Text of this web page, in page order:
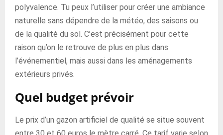
polyvalence. Tu peux l’utiliser pour créer une ambiance
naturelle sans dépendre de la météo, des saisons ou
de la qualité du sol. C’est précisément pour cette
raison qu’on le retrouve de plus en plus dans
l’événementiel, mais aussi dans les aménagements
extérieurs privés.
Quel budget prévoir
Le prix d’un gazon artificiel de qualité se situe souvent